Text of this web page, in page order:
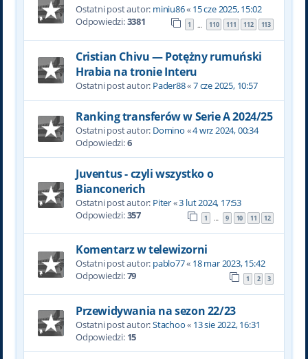
Ostatni post autor: miniu86« 15 cze 2025, 15:02
Odpowiedzi:3381 1 … 110 111 112 113
Cristian Chivu — Potężny rumuński
Hrabia na tronie Interu
Ostatni post autor: Pader88«7 cze 2025, 10:57
Ranking transferów w Serie A 2024/25
Ostatni post autor: Domino «4 wrz 2024, 00:34
Odpowiedzi:6
Juventus - czyli wszystko o
Bianconerich
Ostatni post autor: Piter«3 lut 2024, 17:53
Odpowiedzi:357 1 … 9 10 11 12
Komentarz w telewizorni
Ostatni post autor: pablo77« 18 mar 2023, 15:42
Odpowiedzi:79 1 2 3
Przewidywania na sezon 22/23
Ostatni post autor:Stachoo« 13 sie 2022, 16:31
Odpowiedzi: 15